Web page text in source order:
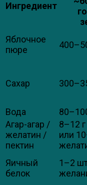
Ингредиент
Яблочное
пюре
Сахар
Вода
Агар-агар /
желатин /
пектин
8–12 г
или
Яичный
белок
1–2